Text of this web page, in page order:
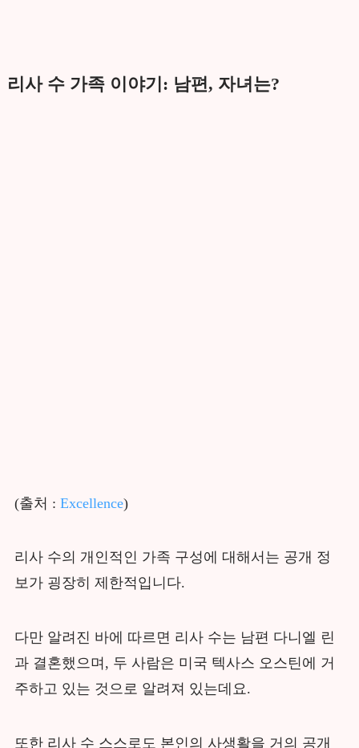
리사 수 가족 이야기: 남편, 자녀는?
(출처 : Excellence)
리사 수의 개인적인 가족 구성에 대해서는 공개 정
보가 굉장히 제한적입니다.
다만 알려진 바에 따르면 리사 수는 남편 다니엘 린
과 결혼했으며, 두 사람은 미국 텍사스 오스틴에 거
주하고 있는 것으로 알려져 있는데요.
또한 리사 수 스스로도 본인의 사생활을 거의 공개